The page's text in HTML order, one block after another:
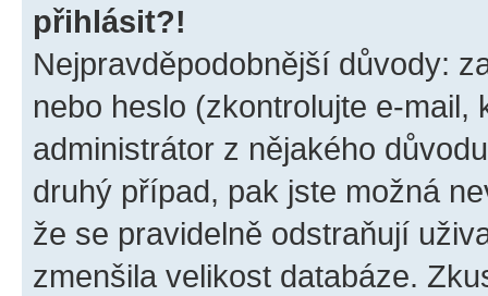
přihlásit?!
Nejpravděpodobnější důvody:
nebo heslo (zkontrolujte e-
administrátor z nějakého
druhý případ, pak jste možná
že se pravidelně odstraňují
zmenšila velikost databáze.